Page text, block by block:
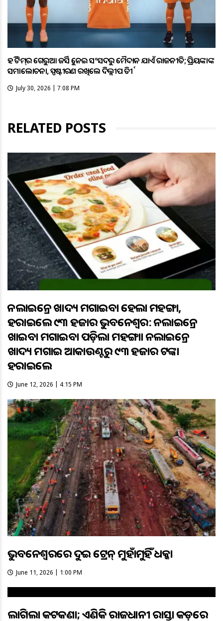
ହକି ଟିମ୍‌ର ଗେରୁଆ ଜର୍ସିକୁ ନେଇ ସଂସଦରୁ ମୈଦାନ ଯାଏଁ ରାଜନୀତି; ପ୍ରିୟଙ୍କାଙ୍କ
ସମାଲୋଚନା, ସ୍ପଷ୍ଟୀକରଣ ରଖିଲେ ଦିଲ୍ଲୀପ ତିର୍କୀ
July 30, 2026 | 7:08 PM
RELATED POSTS
ଅନଲାଇନ୍ରେ ଖାଦ୍ୟ ମଗାଇବା ହେଲା ମହଙ୍ଗା,
ହରାଇଲେ ୯୩ ହଜାର ଭୁବନେଶ୍ବର: ଅନଲାଇନ୍ରେ
ଖାଇବା ମଗାଇବା ପଡ଼ିଲା ମହଙ୍ଗା। ଅନଲାଇନ୍ରେ
ଖାଦ୍ୟ ମଗାଇ ଆକାଉଣ୍ଟରୁ ୯୩ ହଜାର ଟଙ୍କା
ହରାଇଲେ
June 12, 2026 | 4:15 PM
ଭୁବନେଶ୍ୱରରେ ଦୁଇ ଟ୍ରେନ୍ ମୁହାଁମୁହିଁ ଧକ୍କା
June 11, 2026 | 1:00 PM
ଲାଗିଲା କଟକଣା; ଏଣିକି ରାଜଧାନୀ ରାସ୍ତା କଡ଼ରେ